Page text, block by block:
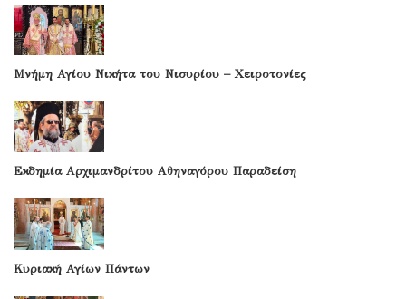
Μνήμη Αγίου Νικήτα του Νισυρίου – Χειροτονίες
Εκδημία Αρχιμανδρίτου Αθηναγόρου Παραδείση
Κυριακή Αγίων Πάντων